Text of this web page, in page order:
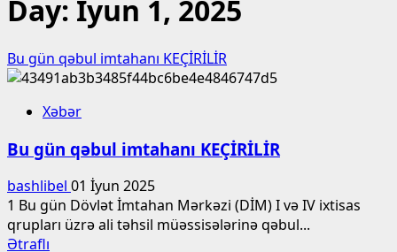
Day: İyun 1, 2025
Bu gün qəbul imtahanı KEÇİRİLİR
Xəbər
Bu gün qəbul imtahanı KEÇİRİLİR
bashlibel 01 İyun 2025
1 Bu gün Dövlət İmtahan Mərkəzi (DİM) I və IV ixtisas
qrupları üzrə ali təhsil müəssisələrinə qəbul...
Ətraflı